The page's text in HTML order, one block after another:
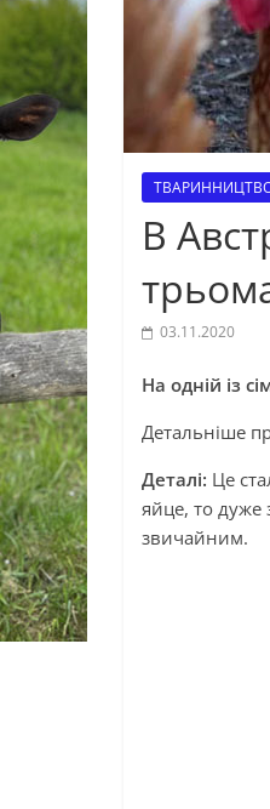
В
03.11.2020
На одній із
Детальніше
Деталі: Це
яйце, то
звичайним.